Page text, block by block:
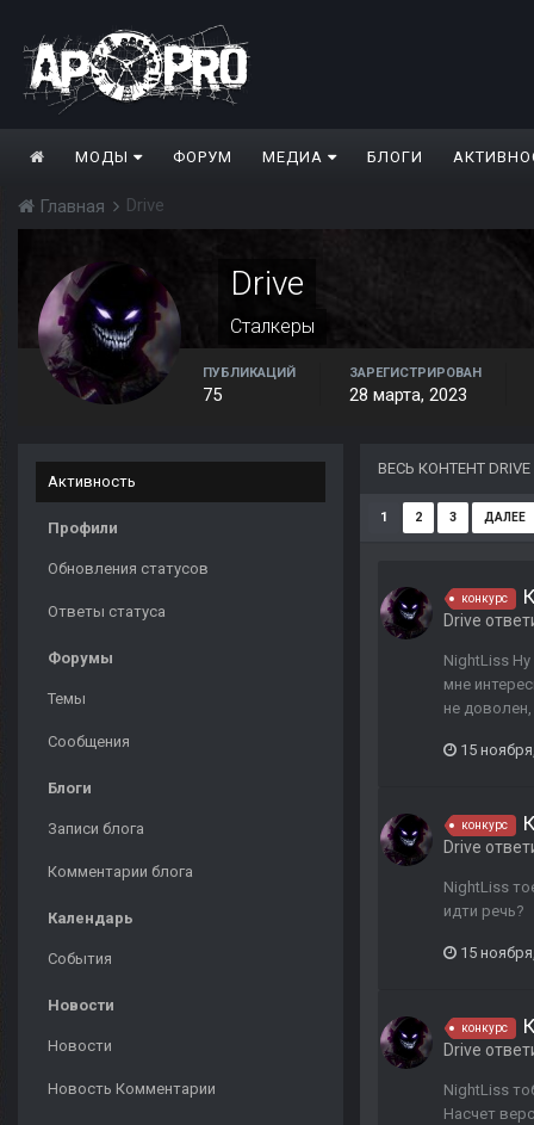
МОДЫ ФОРУМ МЕДИА БЛОГИ
Главная Drive
Drive
Сталкеры
ПУБЛИКАЦИЙ
75
ЗАРЕГИСТРИРОВАН
28 марта, 2023
Активность
Профили
Обновления статусов
Ответы статуса
Форумы
Темы
Сообщения
Блоги
Записи блога
Комментарии блога
Календарь
События
Новости
Новости
Новость Комментарии
ВЕСЬ КОНТЕНТ DRIVE
1 2 3 ДАЛЕЕ
конкурс
Drive
NightLiss
мне
не
15
конкурс
Drive
NightLiss
идти речь?
15
конкурс
Drive
NightLiss
Насчет